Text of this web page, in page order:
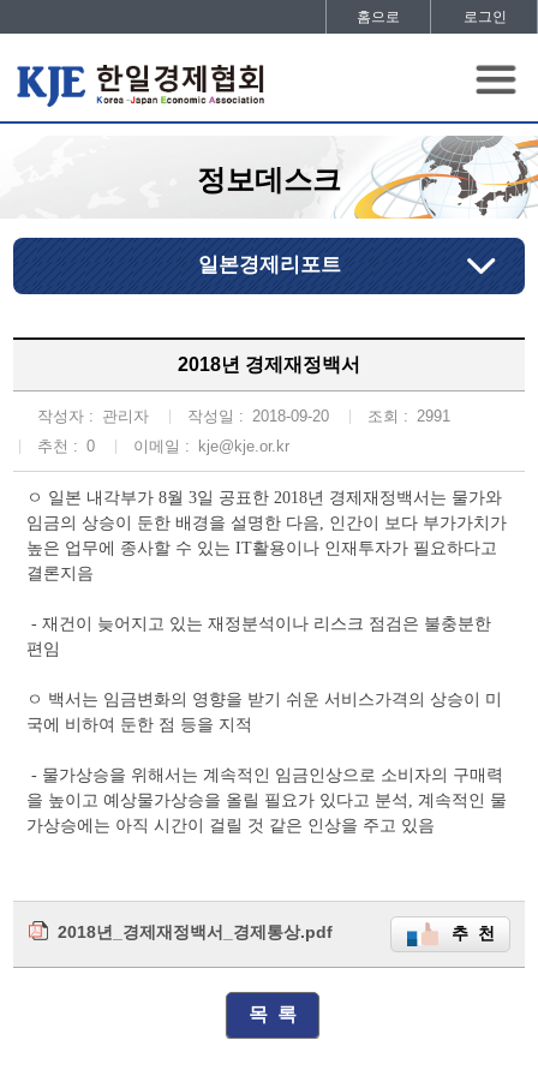
홈으로 로그인
정보데스크
일본경제리포트
2018년 경제재정백서
작성자 : 관리자 작성일 : 2018-09-20 조회 : 2991
추천 : 0 이메일 : kje@kje.or.kr
ㅇ 일본 내각부가 8월 3일 공표한 2018년 경제재정백서는 물가와
임금의 상승이 둔한 배경을 설명한 다음, 인간이 보다 부가가치가
높은 업무에 종사할 수 있는 IT활용이나 인재투자가 필요하다고
결론지음
- 재건이 늦어지고 있는 재정분석이나 리스크 점검은 불충분한
편임
ㅇ 백서는 임금변화의 영향을 받기 쉬운 서비스가격의 상승이 미
국에 비하여 둔한 점 등을 지적
- 물가상승을 위해서는 계속적인 임금인상으로 소비자의 구매력
을 높이고 예상물가상승을 올릴 필요가 있다고 분석, 계속적인 물
가상승에는 아직 시간이 걸릴 것 같은 인상을 주고 있음
2018년_경제재정백서_경제통상.pdf 추 천
목 록